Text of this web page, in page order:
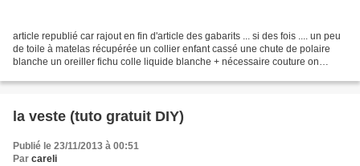
article republié car rajout en fin d'article des gabarits ... si des fois .... un peu
de toile à matelas récupérée un collier enfant cassé une chute de polaire
blanche un oreiller fichu colle liquide blanche + nécessaire couture on
la veste (tuto gratuit DIY)
Publié le 23/11/2013 à 00:51
Par careli